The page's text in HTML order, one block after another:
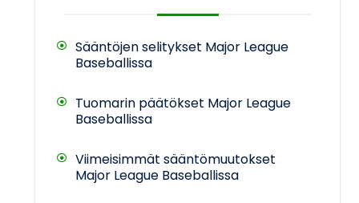
Sääntöjen selitykset Major League
Baseballissa
Tuomarin päätökset Major League
Baseballissa
Viimeisimmät sääntömuutokset
Major League Baseballissa